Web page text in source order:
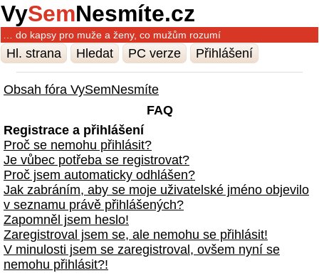
VySemNesmíte.cz
… do kapsy pro muže a ženy, co mužům rozumí
Hl. strana Hledat PC verze Přihlášení
Obsah fóra VySemNesmíte
FAQ
Registrace a přihlášení
Proč se nemohu přihlásit?
Je vůbec potřeba se registrovat?
Proč jsem automaticky odhlášen?
Jak zabráním, aby se moje uživatelské jméno objevilo
v seznamu právě přihlášených?
Zapomněl jsem heslo!
Zaregistroval jsem se, ale nemohu se přihlásit!
V minulosti jsem se zaregistroval, ovšem nyní se
nemohu přihlásit?!